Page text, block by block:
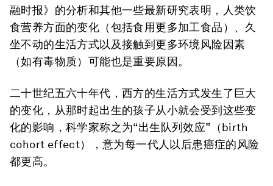
融时报》的分析和其他一些最新研究表明，人类饮
食营养方面的变化（包括食用更多加工食品）、久
坐不动的生活方式以及接触到更多环境风险因素
（如有毒物质）可能也是重要原因。
二十世纪五六十年代，西方的生活方式发生了巨大
的变化，从那时起出生的孩子从小就会受到这些变
化的影响，科学家称之为“出生队列效应”（birth
cohort effect），意为每一代人以后患癌症的风险
都更高。